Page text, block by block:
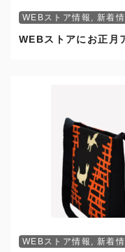
WEBストア情報 , 新着
WEBストアにお正月
WEBストア情報 , 新着